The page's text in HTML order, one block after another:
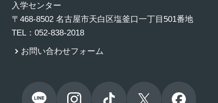
入学センター
〒468-8502 名古屋市天白区塩釜口一丁目501番地
TEL：052-838-2018
お問い合わせフォーム